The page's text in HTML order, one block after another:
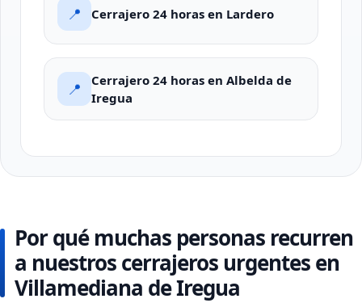
📍 Cerrajero 24 horas en Lardero
📍
Cerrajero 24 horas en Albelda de
Iregua
Por qué muchas personas recurren
a nuestros cerrajeros urgentes en
Villamediana de Iregua